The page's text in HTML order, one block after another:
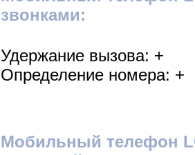
звонками:
Удержание вызова: +
Определение номера: +
Мобильный телефон